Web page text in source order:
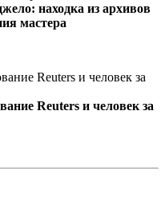
находка из архивов
мастера
Reuters и человек за